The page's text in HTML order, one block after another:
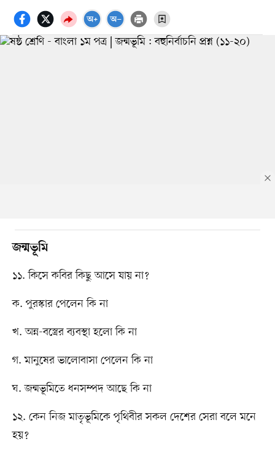
জন্মভূমি
১১. কিসে কবির কিছু আসে যায় না?
ক. পুরস্কার পেলেন কি না
খ. অন্ন-বস্ত্রের ব্যবস্থা হলো কি না
গ. মানুষের ভালোবাসা পেলেন কি না
ঘ. জন্মভূমিতে ধনসম্পদ আছে কি না
১২. কেন নিজ মাতৃভূমিকে পৃথিবীর সকল দেশের সেরা বলে মনে
হয়?